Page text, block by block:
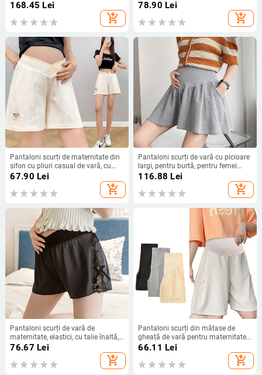
ocazional, cu picior largi, cu burtă
largi, pentru femei însărcinate,
pantaloni de sarcină de dimensiuni
168.45 Lei
add_shopping_cart
subțire haine de maternitate
pantaloni scurți pentru gravide
femei gravide pantaloni scurți din
78.90 Lei
add_shopping_cart
Pantaloni scurți de maternitate din
șifon cu pliuri casual de vară, cu
picioare late, largi, drepte, cu talie
joasă, pentru burtă, pentru gravide,
sarcină
67.90 Lei
add_shopping_cart
Pantaloni scurți de vară cu picioare
largi, pentru burtă, pentru femei
însărcinate, pantaloni de
maternitate, talie înaltă, pantaloni
largi, sport, scurti, din bumbac.
116.88 Lei
add_shopping_cart
Pantaloni scurți de vară de
maternitate, elastici, cu talie înaltă,
pentru fitness, pantaloni scurti
pentru gravidă, pantaloni scurți
pentru abdomen, pentru femei,
76.67 Lei
add_shopping_cart
Pantaloni scurți din mătase de
gheață de vară pentru maternitate,
culoare uni, talie înaltă, picioare
largi, femei însărcinate, cu burtă,
pantaloni de sarcină, pantaloni
66.11 Lei
add_shopping_cart